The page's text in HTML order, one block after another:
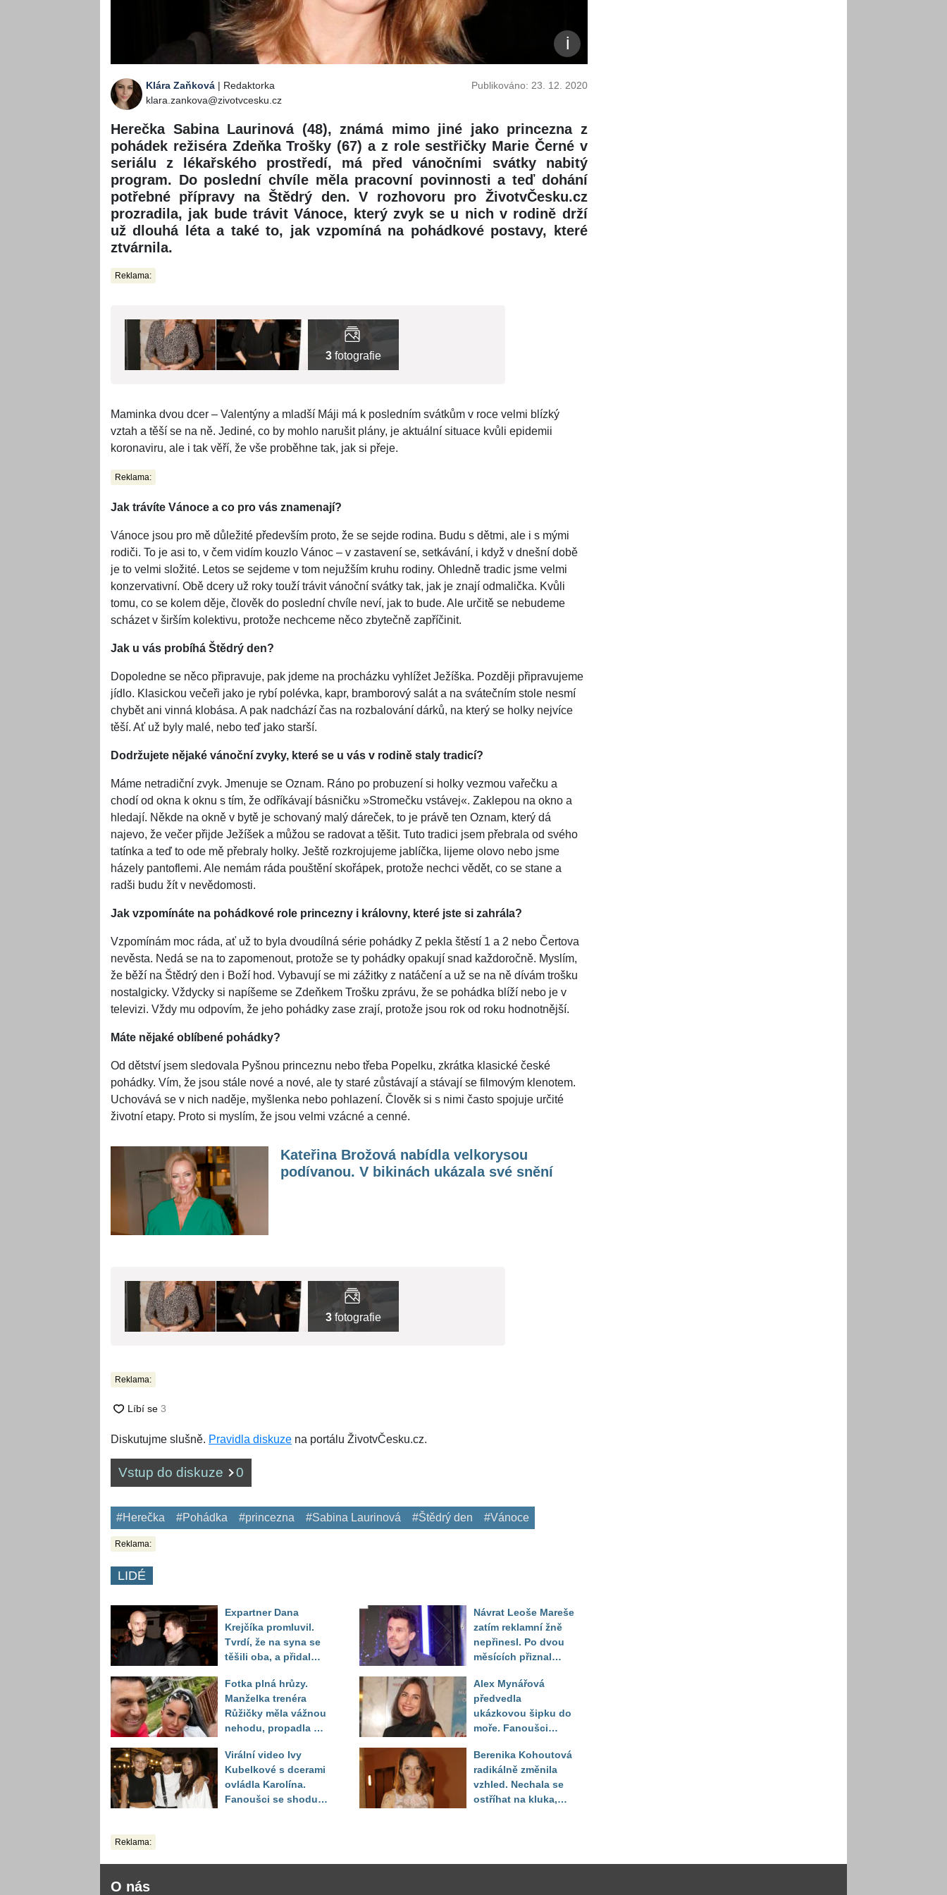
Klára Zaňková | Redaktorka
klara.zankova@zivotvcesku.cz
Publikováno: 23. 12. 2020
Herečka Sabina Laurinová (48), známá mimo jiné jako princezna z
pohádek režiséra Zdeňka Trošky (67) a z role sestřičky Marie Černé v
seriálu z lékařského prostředí, má před vánočními svátky nabitý
program. Do poslední chvíle měla pracovní povinnosti a teď dohání
potřebné přípravy na Štědrý den. V rozhovoru pro ŽivotvČesku.cz
prozradila, jak bude trávit Vánoce, který zvyk se u nich v rodině drží
už dlouhá léta a také to, jak vzpomíná na pohádkové postavy, které
ztvárnila.
Reklama:
3 fotografie
Maminka dvou dcer – Valentýny a mladší Máji má k posledním svátkům v roce velmi blízký
vztah a těší se na ně. Jediné, co by mohlo narušit plány, je aktuální situace kvůli epidemii
koronaviru, ale i tak věří, že vše proběhne tak, jak si přeje.
Reklama:
Jak trávíte Vánoce a co pro vás znamenají?
Vánoce jsou pro mě důležité především proto, že se sejde rodina. Budu s dětmi, ale i s mými
rodiči. To je asi to, v čem vidím kouzlo Vánoc – v zastavení se, setkávání, i když v dnešní době
je to velmi složité. Letos se sejdeme v tom nejužším kruhu rodiny. Ohledně tradic jsme velmi
konzervativní. Obě dcery už roky touží trávit vánoční svátky tak, jak je znají odmalička. Kvůli
tomu, co se kolem děje, člověk do poslední chvíle neví, jak to bude. Ale určitě se nebudeme
scházet v širším kolektivu, protože nechceme něco zbytečně zapříčinit.
Jak u vás probíhá Štědrý den?
Dopoledne se něco připravuje, pak jdeme na procházku vyhlížet Ježíška. Později připravujeme
jídlo. Klasickou večeři jako je rybí polévka, kapr, bramborový salát a na svátečním stole nesmí
chybět ani vinná klobása. A pak nadchází čas na rozbalování dárků, na který se holky nejvíce
těší. Ať už byly malé, nebo teď jako starší.
Dodržujete nějaké vánoční zvyky, které se u vás v rodině staly tradicí?
Máme netradiční zvyk. Jmenuje se Oznam. Ráno po probuzení si holky vezmou vařečku a
chodí od okna k oknu s tím, že odříkávají básničku »Stromečku vstávej«. Zaklepou na okno a
hledají. Někde na okně v bytě je schovaný malý dáreček, to je právě ten Oznam, který dá
najevo, že večer přijde Ježíšek a můžou se radovat a těšit. Tuto tradici jsem přebrala od svého
tatínka a teď to ode mě přebraly holky. Ještě rozkrojujeme jablíčka, lijeme olovo nebo jsme
házely pantoflemi. Ale nemám ráda pouštění skořápek, protože nechci vědět, co se stane a
radši budu žít v nevědomosti.
Jak vzpomínáte na pohádkové role princezny i královny, které jste si zahrála?
Vzpomínám moc ráda, ať už to byla dvoudílná série pohádky Z pekla štěstí 1 a 2 nebo Čertova
nevěsta. Nedá se na to zapomenout, protože se ty pohádky opakují snad každoročně. Myslím,
že běží na Štědrý den i Boží hod. Vybavují se mi zážitky z natáčení a už se na ně dívám trošku
nostalgicky. Vždycky si napíšeme se Zdeňkem Trošku zprávu, že se pohádka blíží nebo je v
televizi. Vždy mu odpovím, že jeho pohádky zase zrají, protože jsou rok od roku hodnotnější.
Máte nějaké oblíbené pohádky?
Od dětství jsem sledovala Pyšnou princeznu nebo třeba Popelku, zkrátka klasické české
pohádky. Vím, že jsou stále nové a nové, ale ty staré zůstávají a stávají se filmovým klenotem.
Uchovává se v nich naděje, myšlenka nebo pohlazení. Člověk si s nimi často spojuje určité
životní etapy. Proto si myslím, že jsou velmi vzácné a cenné.
Kateřina Brožová nabídla velkorysou
podívanou. V bikinách ukázala své snění
3 fotografie
Reklama:
Diskutujme slušně. Pravidla diskuze na portálu ŽivotvČesku.cz.
Vstup do diskuze 0
#Herečka #Pohádka #princezna #Sabina Laurinová #Štědrý den #Vánoce
Reklama:
LIDÉ
Expartner Dana
Krejčíka promluvil.
Tvrdí, že na syna se
těšili oba, a přidal
Fotka plná hrůzy.
Manželka trenéra
Růžičky měla vážnou
nehodu, propadla se
metrů hluboko
Virální video Ivy
Kubelkové s dcerami
ovládla Karolína.
Fanoušci se shodují,
Návrat Leoše Mareše
zatím reklamní žně
nepřinesl. Po dvou
měsících přiznal
zklamání
Alex Mynářová
předvedla
ukázkovou šipku do
moře. Fanoušci
toho vypadá
Berenika Kohoutová
radikálně změnila
vzhled. Nechala se
ostříhat na kluka,
Reklama:
O nás